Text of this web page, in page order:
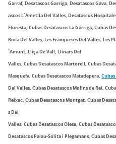
Garraf,DesatascosGarriga,DesatascosGava,
ascosL´Ametlla Del Valles,Desatascos
Floresta,CubasDesatascosLa Garriga,Cubas
Roca Del Valles, Les Franqueses Del Valles, Les
´Amunt, Lliça De Vall, Llinars Del
Valles,CubasDesatascosMartorell,Cubas
Masquefa,CubasDesatascosMatadepera,Cubas
Del Valles,CubasDesatascosMolins de Rei,
Reixac,CubasDesatascosMontgat,Cubas
s Del
Valles,CubasDesatascosOlesa,Cubas
DesatascosPalau-Solita i Plegamans,Cubas